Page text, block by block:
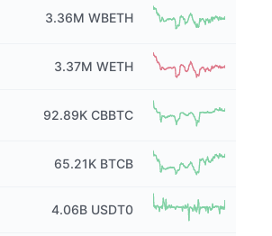
3.36M WBETH
3.37M WETH
92.89K CBBTC
65.21K BTCB
4.06B USDT0